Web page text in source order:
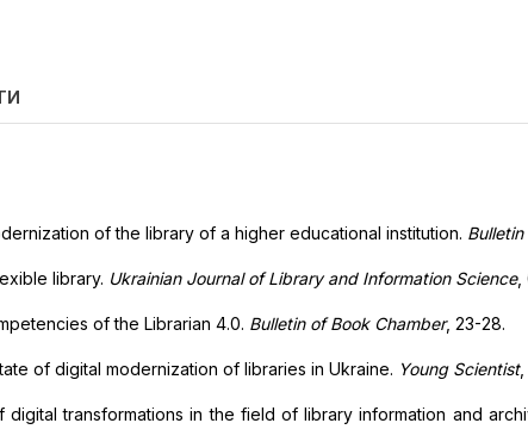
of the library of a higher educational institution.
library. Ukrainian Journal of Library and Information Science,
of the Librarian 4.0. Bulletin of Book Chamber, 23-28.
of digital modernization of libraries in Ukraine. Young Scientist,
transformations in the field of library information and